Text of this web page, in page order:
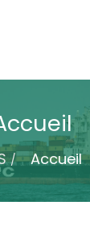
Accueil